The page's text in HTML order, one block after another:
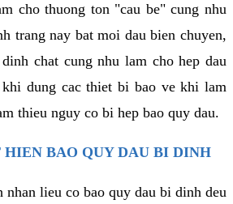
cho thuong ton "cau be" cung nhu
trang nay bat moi dau bien chuyen,
chat cung nhu lam cho hep dau
dung cac thiet bi bao ve khi lam
thieu nguy co bi hep bao quy dau.
BAO QUY DAU BI DINH
nhan lieu co bao quy dau bi dinh deu